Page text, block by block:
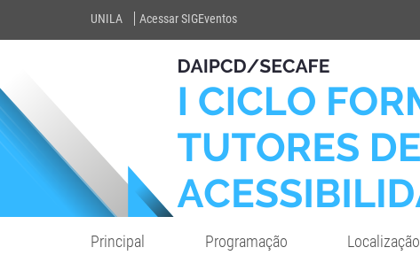
UNILA Acessar SIGEventos
Principal Programação Localização